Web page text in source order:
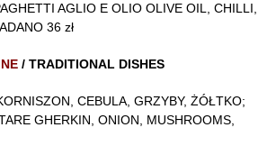
AGLIO E OLIO OLIVE OIL, CHILLI,
36 zł
/ TRADITIONAL DISHES
CEBULA, GRZYBY, ŻÓŁTKO;
GHERKIN, ONION, MUSHROOMS,